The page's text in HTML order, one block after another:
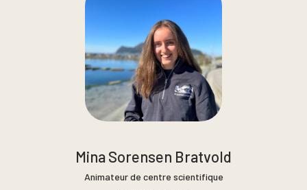
Mina Sorensen Bratvold
Animateur de centre scientifique